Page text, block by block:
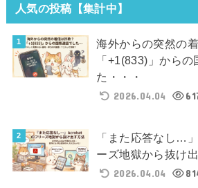
人気の投稿【集計中】
海外からの突然の
「+1(833)」からの
た・・・
2026.04.04
「また応答なし…
ーズ地獄から抜け
2026.04.04